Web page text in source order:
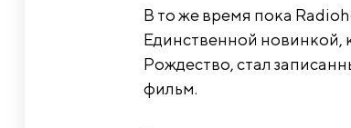
В то же время пока
Единственной новинкой,
Рождество, стал
фильм.